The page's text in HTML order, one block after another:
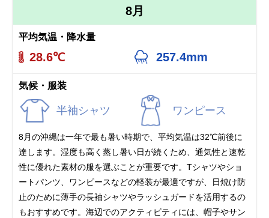
8月
平均気温・降水量
28.6℃ 257.4mm
気候・服装
半袖シャツ ワンピース
8月の沖縄は一年で最も暑い時期で、平均気温は32℃前後に
達します。湿度も高く蒸し暑い日が続くため、通気性と速乾
性に優れた素材の服を選ぶことが重要です。Tシャツやショ
ートパンツ、ワンピースなどの軽装が最適ですが、日焼け防
止のために薄手の長袖シャツやラッシュガードを活用するの
もおすすめです。海辺でのアクティビティには、帽子やサン